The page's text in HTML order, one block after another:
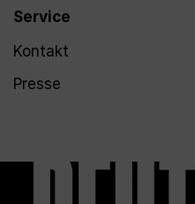
Service
Kontakt
Presse